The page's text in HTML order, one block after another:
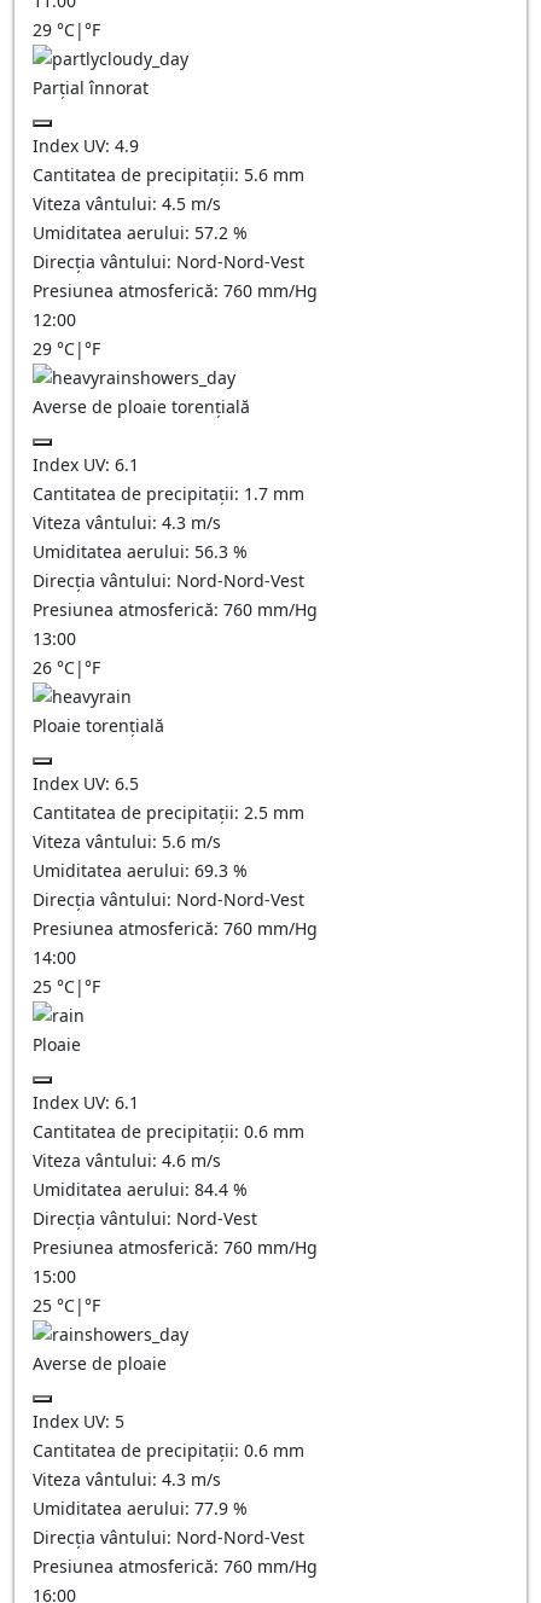
29 °C|°F
Parțial înnorat
Index UV: 4.9
Cantitatea de precipitații: 5.6 mm
Viteza vântului: 4.5 m/s
Umiditatea aerului: 57.2 %
Direcția vântului: Nord-Nord-Vest
Presiunea atmosferică: 760 mm/Hg
12:00
29 °C|°F
Averse de ploaie torențială
Index UV: 6.1
Cantitatea de precipitații: 1.7 mm
Viteza vântului: 4.3 m/s
Umiditatea aerului: 56.3 %
Direcția vântului: Nord-Nord-Vest
Presiunea atmosferică: 760 mm/Hg
13:00
26 °C|°F
Ploaie torențială
Index UV: 6.5
Cantitatea de precipitații: 2.5 mm
Viteza vântului: 5.6 m/s
Umiditatea aerului: 69.3 %
Direcția vântului: Nord-Nord-Vest
Presiunea atmosferică: 760 mm/Hg
14:00
25 °C|°F
Ploaie
Index UV: 6.1
Cantitatea de precipitații: 0.6 mm
Viteza vântului: 4.6 m/s
Umiditatea aerului: 84.4 %
Direcția vântului: Nord-Vest
Presiunea atmosferică: 760 mm/Hg
15:00
25 °C|°F
Averse de ploaie
Index UV: 5
Cantitatea de precipitații: 0.6 mm
Viteza vântului: 4.3 m/s
Umiditatea aerului: 77.9 %
Direcția vântului: Nord-Nord-Vest
Presiunea atmosferică: 760 mm/Hg
16:00